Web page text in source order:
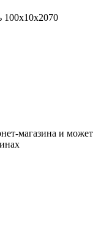
магазина и может